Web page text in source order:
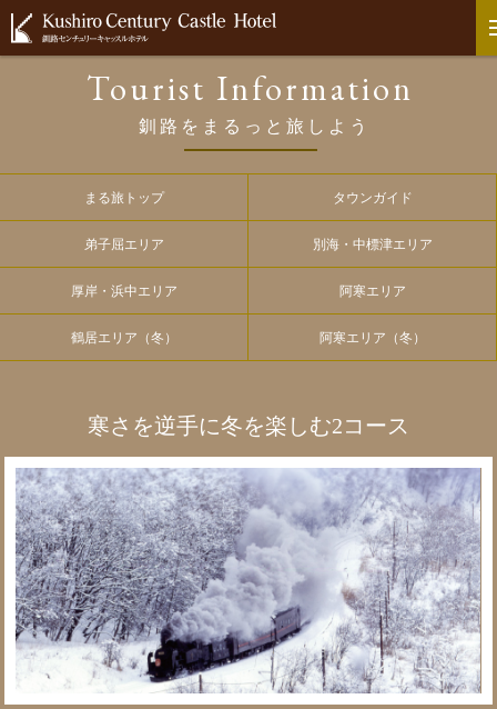
Tourist Information
釧路をまるっと旅しよう
まる旅トップ タウンガイド
弟子屈エリア 別海・中標津エリア
厚岸・浜中エリア 阿寒エリア
鶴居エリア（冬） 阿寒エリア（冬）
寒さを逆手に冬を楽しむ2コース